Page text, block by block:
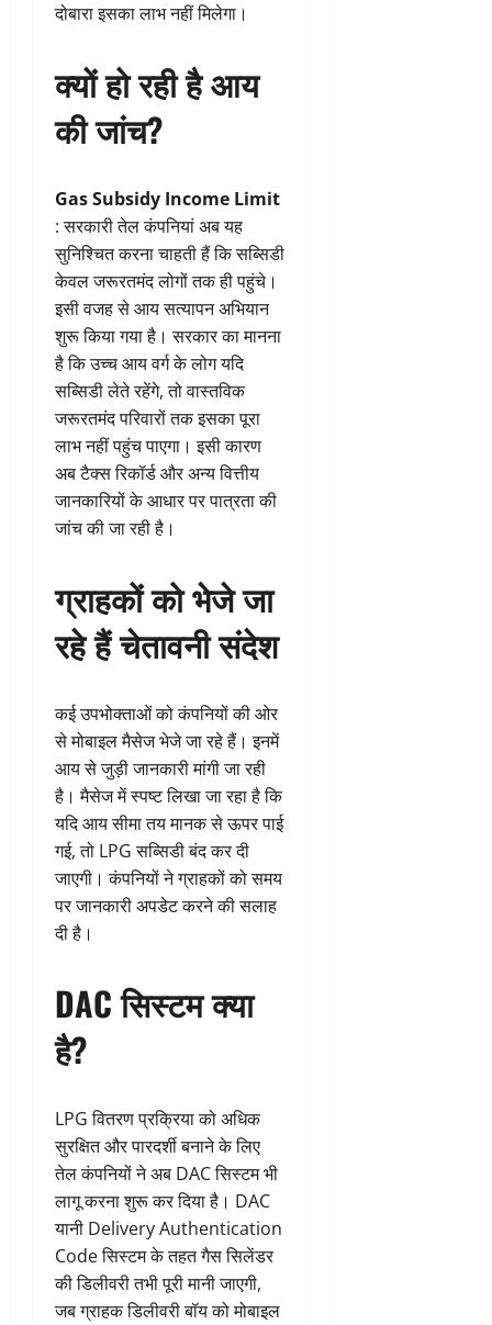
दोबारा इसका लाभ नहीं मिलेगा।
क्यों हो रही है आय
की जांच?
Gas Subsidy Income Limit
: सरकारी तेल कंपनियां अब यह
सुनिश्चित करना चाहती हैं कि सब्सिडी
केवल जरूरतमंद लोगों तक ही पहुंचे।
इसी वजह से आय सत्यापन अभियान
शुरू किया गया है। सरकार का मानना
है कि उच्च आय वर्ग के लोग यदि
सब्सिडी लेते रहेंगे, तो वास्तविक
जरूरतमंद परिवारों तक इसका पूरा
लाभ नहीं पहुंच पाएगा। इसी कारण
अब टैक्स रिकॉर्ड और अन्य वित्तीय
जानकारियों के आधार पर पात्रता की
जांच की जा रही है।
ग्राहकों को भेजे जा
रहे हैं चेतावनी संदेश
कई उपभोक्ताओं को कंपनियों की ओर
से मोबाइल मैसेज भेजे जा रहे हैं। इनमें
आय से जुड़ी जानकारी मांगी जा रही
है। मैसेज में स्पष्ट लिखा जा रहा है कि
यदि आय सीमा तय मानक से ऊपर पाई
गई, तो LPG सब्सिडी बंद कर दी
जाएगी। कंपनियों ने ग्राहकों को समय
पर जानकारी अपडेट करने की सलाह
दी है।
DAC सिस्टम क्या
है?
LPG वितरण प्रक्रिया को अधिक
सुरक्षित और पारदर्शी बनाने के लिए
तेल कंपनियों ने अब DAC सिस्टम भी
लागू करना शुरू कर दिया है। DAC
यानी Delivery Authentication
Code सिस्टम के तहत गैस सिलेंडर
की डिलीवरी तभी पूरी मानी जाएगी,
जब ग्राहक डिलीवरी बॉय को मोबाइल